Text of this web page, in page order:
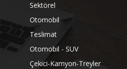
Sektörel
Otomobil
Teslimat
Otomobil - SUV
Çekici-Kamyon-Treyler